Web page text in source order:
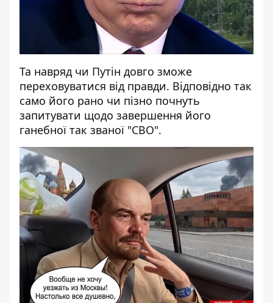
Та навряд чи Путін довго зможе
переховуватися від правди. Відповідно так
само його рано чи пізно почнуть
запитувати щодо завершення його
ганебної так званої "СВО".